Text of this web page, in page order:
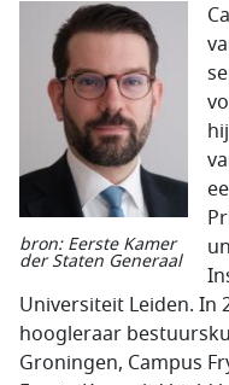
bron: Eerste Kamer
der Staten Generaal
Universiteit Leiden. In
hoogleraar
Groningen, Campus